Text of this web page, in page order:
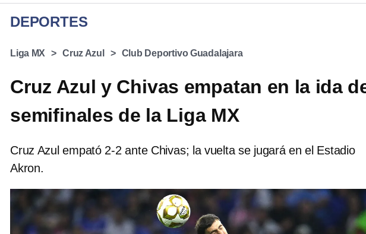
DEPORTES
Liga MX Cruz Azul Club Deportivo Guadalajara
Cruz Azul y Chivas empatan en la ida
semifinales de la Liga MX
Cruz Azul empató 2-2 ante Chivas; la vuelta se jugará en el Estadio
Akron.